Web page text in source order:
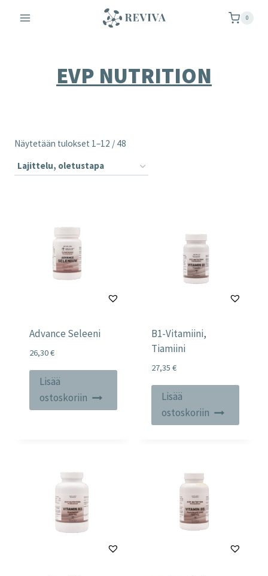
sisältöön
0
EVP NUTRITION
Näytetään tulokset 1–12 / 48
Advance Seleeni
26,30€
Lisää
ostoskoriin
B1-Vitamiini,
Tiamiini
27,35 €
Lisää
ostoskoriin